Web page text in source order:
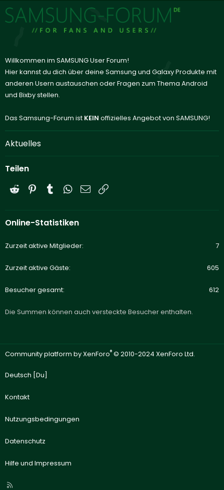
Willkommen im SAMSUNG User Forum!
Hier kannst du dich über deine Samsung und Galaxy Produkte mit
anderen Usern austauschen oder Fragen zum Thema Android
und Bixby stellen.
Das Samsung-Forum ist KEIN offizielles Angebot von SAMSUNG!
Aktuelles
Teilen
Reddit PinterestTumblrWhatsApp
E-Mail
Online-Statistiken
Zurzeit aktive Mitglieder 7
Zurzeit aktive Gäste 605
Besucher gesamt 612
Die Summen können auch versteckte Besucher enthalten.
Community platform by XenForo® © 2010-2024 XenForo Ltd.
Deutsch [Du]
Kontakt
Nutzungsbedingungen
Datenschutz
Hilfe und Impressum
R